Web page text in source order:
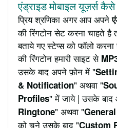
एंड्राइड मोबाइल यूज़र्स
प्रिय श्रणिका अगर आप अपने
की रिंगटोन सेट करना चाहते
बताये गए स्टेप्स को फॉलो
की रिंगटोन हमारी साइट से
उसके बाद अपने फ़ोन में "
& Notification" अथवा "
Profiles" में जाये | उसके
Ringtone" अथवा "
को चुने उसके बाद "Custom